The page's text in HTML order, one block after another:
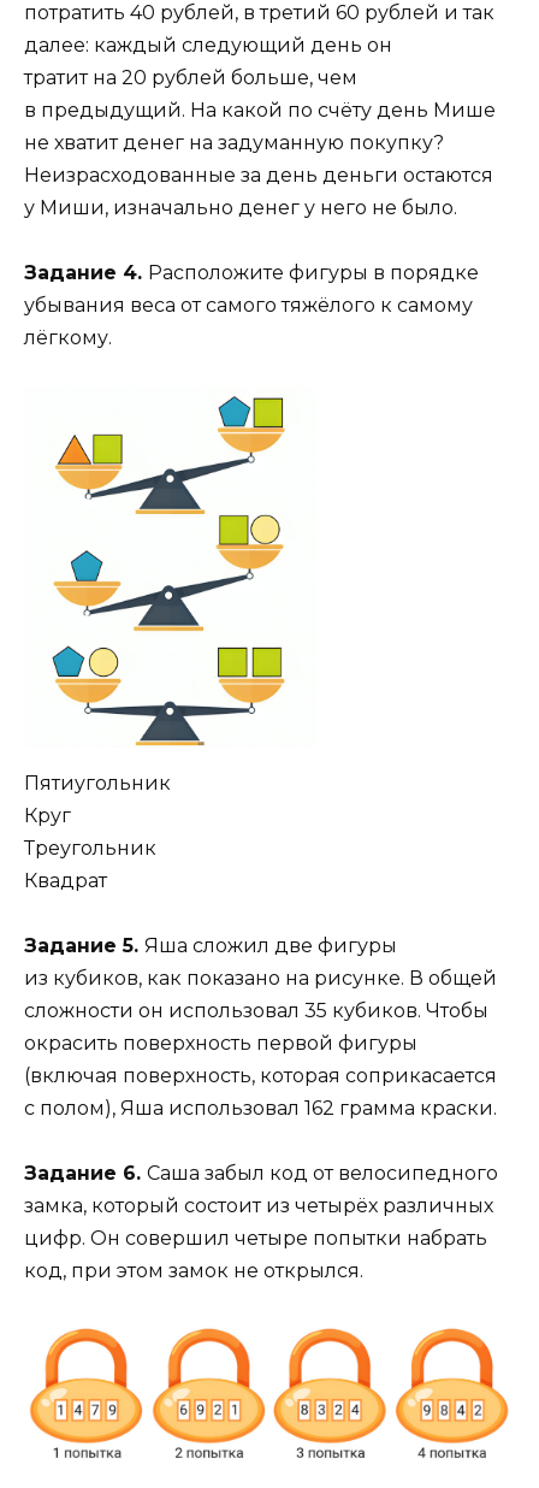
потратить 40 рублей, в третий 60 рублей и так
далее: каждый следующий день он
тратит на 20 рублей больше, чем
в предыдущий. На какой по счёту день Мише
не хватит денег на задуманную покупку?
Неизрасходованные за день деньги остаются
у Миши, изначально денег у него не было.
Задание 4. Расположите фигуры в порядке
убывания веса от самого тяжёлого к самому
лёгкому.
Пятиугольник
Круг
Треугольник
Квадрат
Задание 5. Яша сложил две фигуры
из кубиков, как показано на рисунке. В общей
сложности он использовал 35 кубиков. Чтобы
окрасить поверхность первой фигуры
(включая поверхность, которая соприкасается
с полом), Яша использовал 162 грамма краски.
Задание 6. Саша забыл код от велосипедного
замка, который состоит из четырёх различных
цифр. Он совершил четыре попытки набрать
код, при этом замок не открылся.